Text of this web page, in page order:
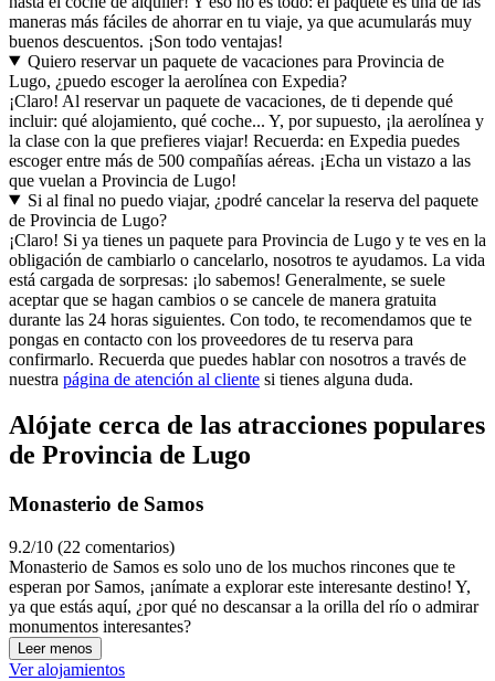
maneras más fáciles de ahorrar en tu viaje, ya que acumularás muy
buenos descuentos. ¡Son todo ventajas!
Quiero reservar un paquete de vacaciones para Provincia de
Lugo, ¿puedo escoger la aerolínea con Expedia?
¡Claro! Al reservar un paquete de vacaciones, de ti depende qué
incluir: qué alojamiento, qué coche... Y, por supuesto, ¡la aerolínea y
la clase con la que prefieres viajar! Recuerda: en Expedia puedes
escoger entre más de 500 compañías aéreas. ¡Echa un vistazo a las
que vuelan a Provincia de Lugo!
Si al final no puedo viajar, ¿podré cancelar la reserva del paquete
de Provincia de Lugo?
¡Claro! Si ya tienes un paquete para Provincia de Lugo y te ves en la
obligación de cambiarlo o cancelarlo, nosotros te ayudamos. La vida
está cargada de sorpresas: ¡lo sabemos! Generalmente, se suele
aceptar que se hagan cambios o se cancele de manera gratuita
durante las 24 horas siguientes. Con todo, te recomendamos que te
pongas en contacto con los proveedores de tu reserva para
confirmarlo. Recuerda que puedes hablar con nosotros a través de
nuestra página de atención al cliente si tienes alguna duda.
Alójate cerca de las atracciones populares
de Provincia de Lugo
Monasterio de Samos
9.2/10 (22 comentarios)
Monasterio de Samos es solo uno de los muchos rincones que te
esperan por Samos, ¡anímate a explorar este interesante destino! Y,
ya que estás aquí, ¿por qué no descansar a la orilla del río o admirar
monumentos interesantes?
Leer menos
Ver alojamientos